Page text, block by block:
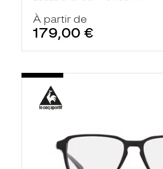
À partir de
179,00 €